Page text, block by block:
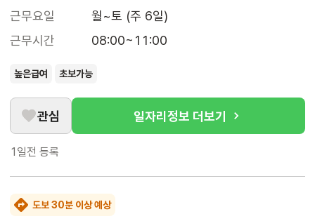
근무요일
월~토 (주 6일)
근무시간
08:00~11:00
높은급여 초보가능
관심 일자리정보 더보기
1일전 등록
도보 30분 이상 예상